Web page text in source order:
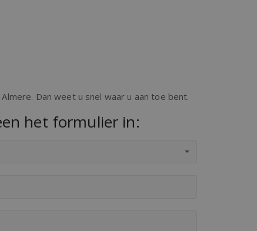
Dan weet u snel waar u aan toe bent.
het formulier in: